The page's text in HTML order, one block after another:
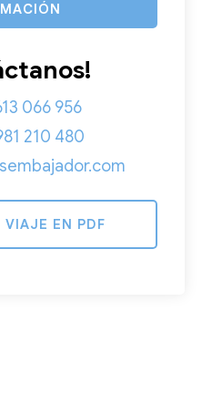
066 956
210 480
VIAJE EN PDF